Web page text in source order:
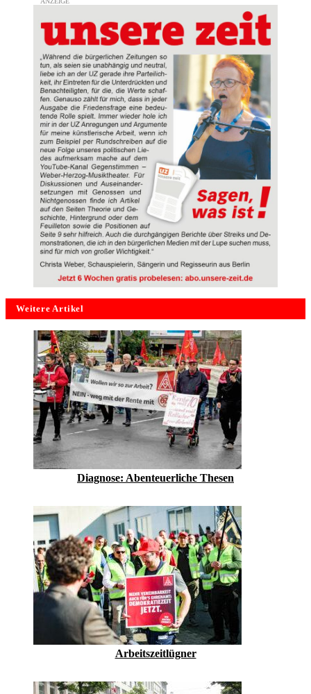
Weitere Artikel
Diagnose: Abenteuerliche Thesen
Arbeitszeitlügner